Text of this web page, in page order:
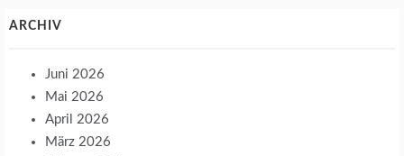
ARCHIV
Juni 2026
Mai 2026
April 2026
März 2026